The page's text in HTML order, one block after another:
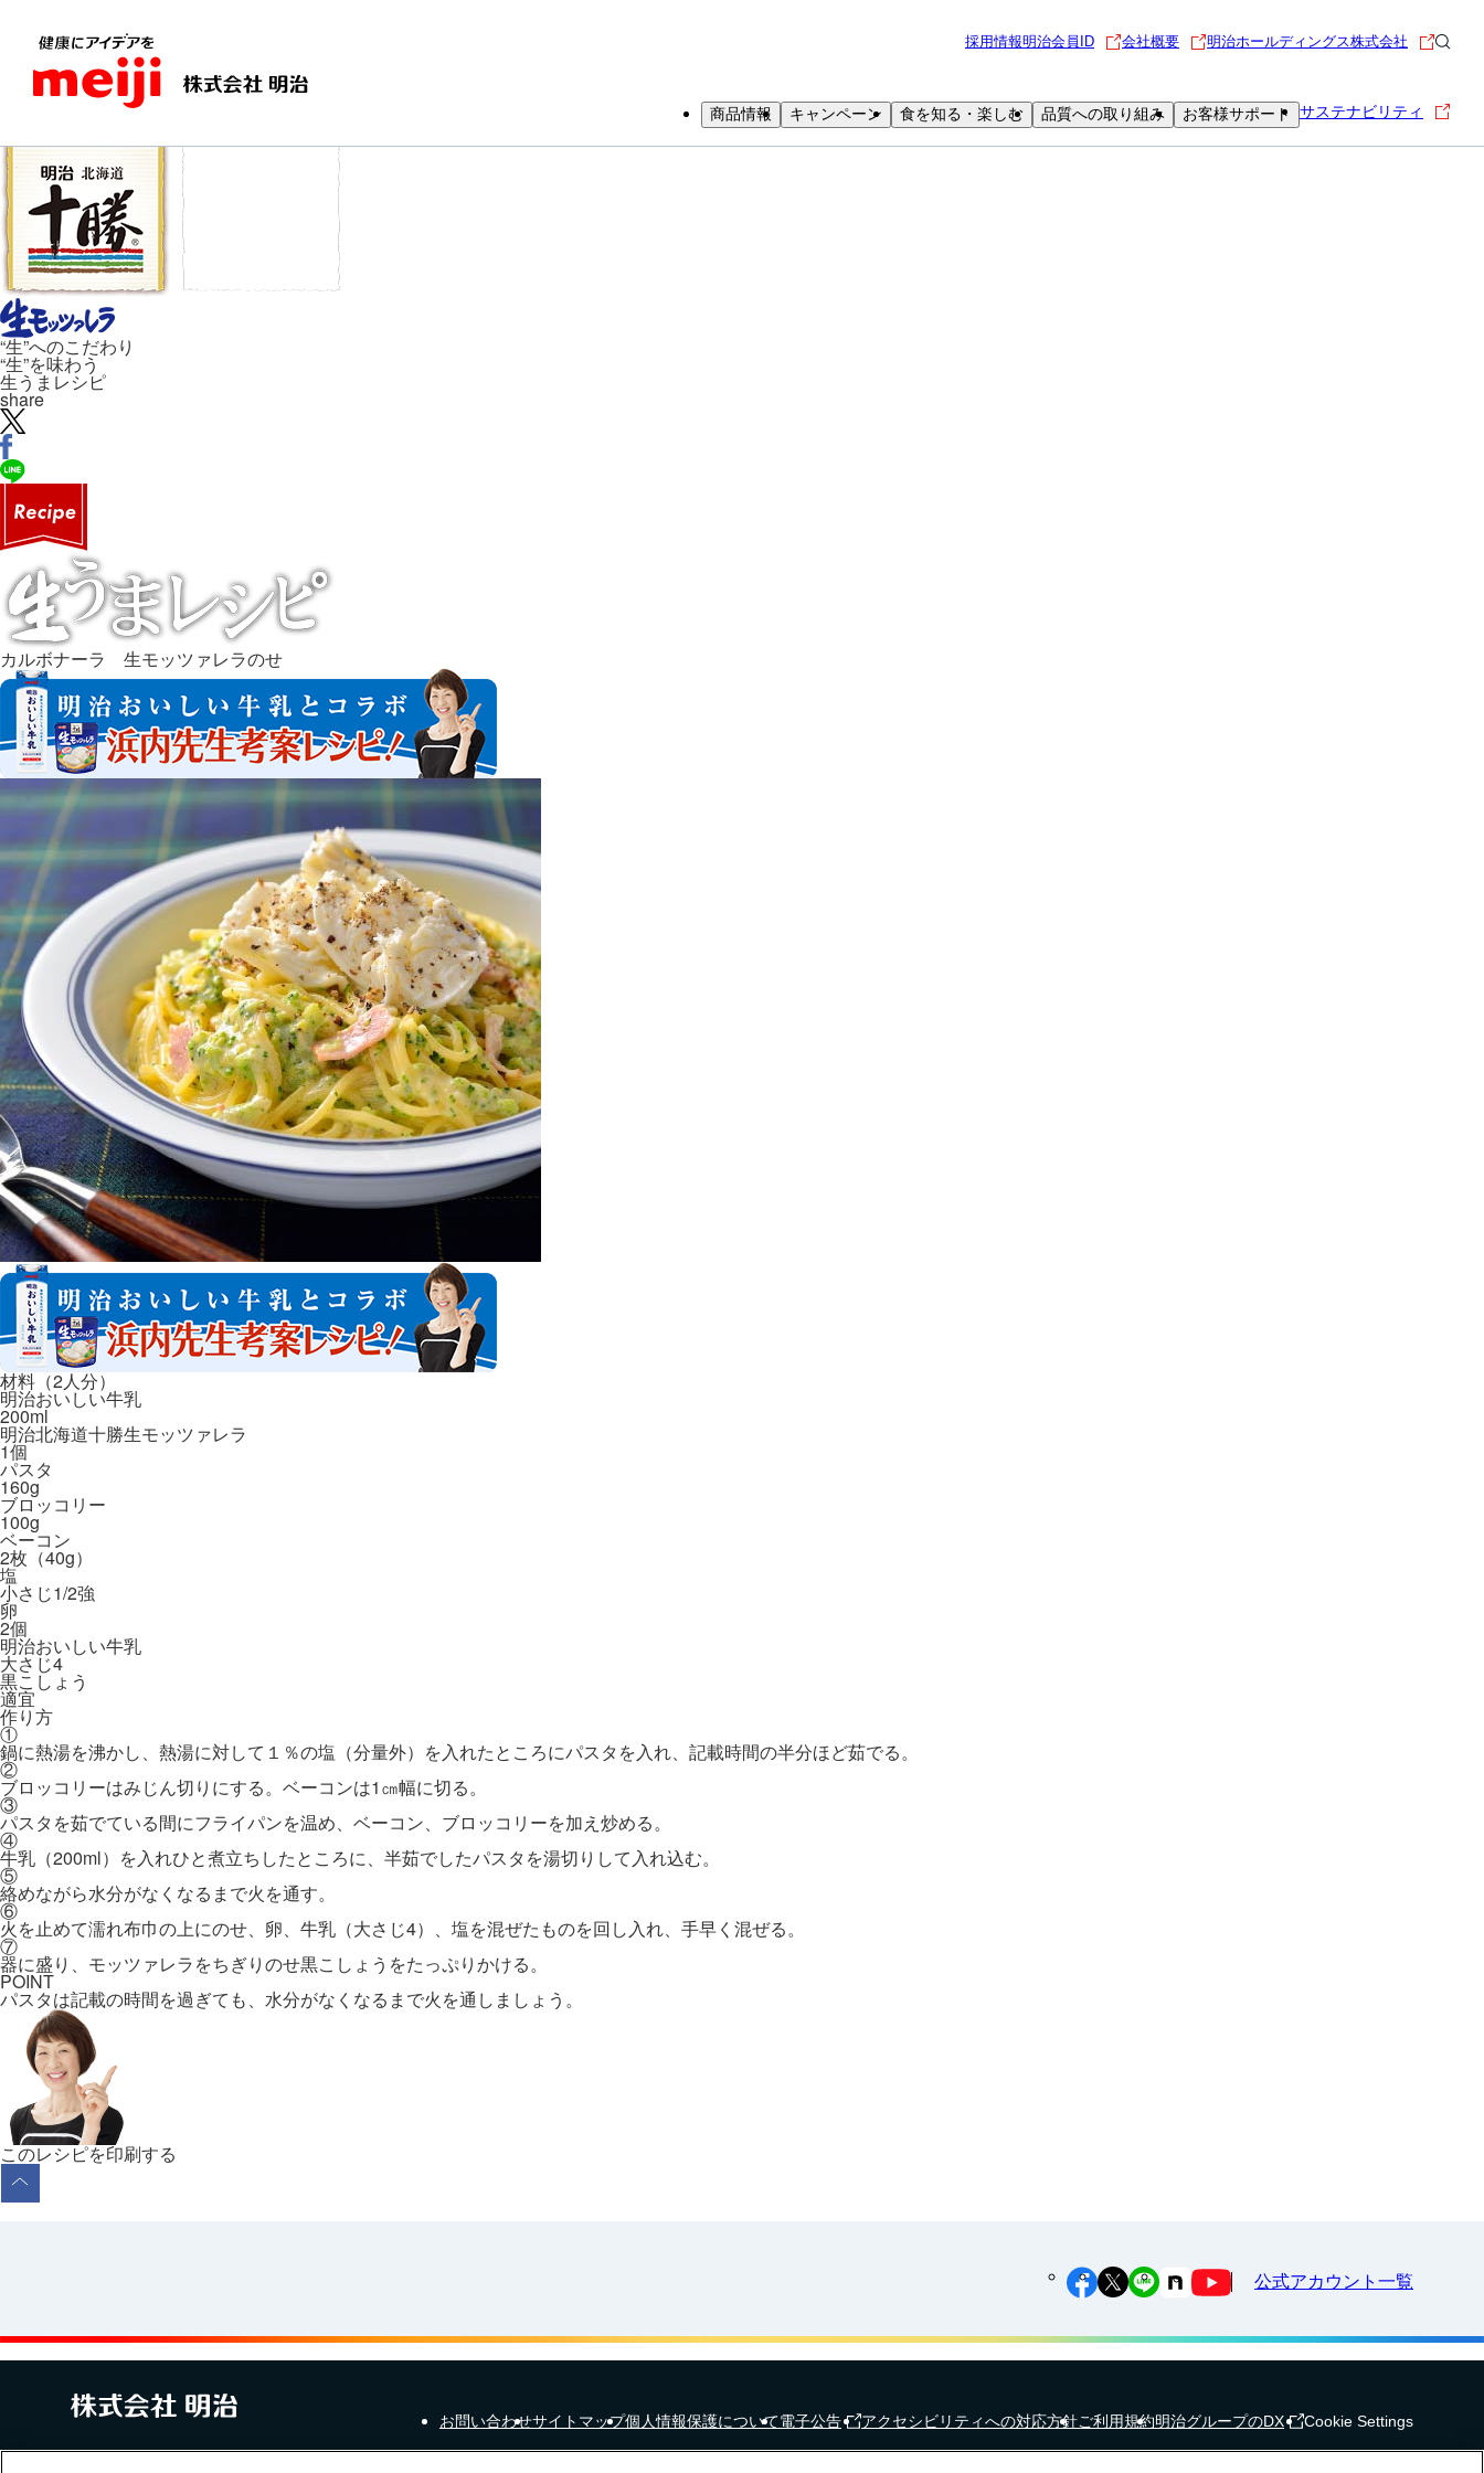
商品情報 キャンペーン 食を知る・楽しむ 品質への取り組み お客様サポート サステナビリティ
採用情報明治会員ID 会社概要 明治ホールディングス株式会社
“生”へのこだわり
“生”を味わう
生うまレシピ
share
カルボナーラ 生モッツァレラのせ
材料（2人分）
明治おいしい牛乳
200ml
明治北海道十勝生モッツァレラ
1個
パスタ
160g
ブロッコリー
100g
ベーコン
2枚（40g）
塩
小さじ1/2強
卵
2個
明治おいしい牛乳
大さじ4
黒こしょう
適宜
作り方
①
鍋に熱湯を沸かし、熱湯に対して１％の塩（分量外）を入れたところにパスタを入れ、記載時間の半分ほど茹でる。
②
ブロッコリーはみじん切りにする。ベーコンは1㎝幅に切る。
③
パスタを茹でている間にフライパンを温め、ベーコン、ブロッコリーを加え炒める。
④
牛乳（200ml）を入れひと煮立ちしたところに、半茹でしたパスタを湯切りして入れ込む。
⑤
絡めながら水分がなくなるまで火を通す。
⑥
火を止めて濡れ布巾の上にのせ、卵、牛乳（大さじ4）、塩を混ぜたものを回し入れ、手早く混ぜる。
⑦
器に盛り、モッツァレラをちぎりのせ黒こしょうをたっぷりかける。
POINT
パスタは記載の時間を過ぎても、水分がなくなるまで火を通しましょう。
このレシピを印刷する
公式アカウント一覧
お問い合わせサイトマップ個人情報保護について電子公告 アクセシビリティへの対応方針ご利用規約明治グループのDX Cookie Settings